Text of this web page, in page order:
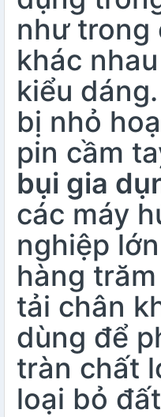
như trong
khác
kiểu
bị nhỏ
pin cầm
bụi gia
các máy
nghiệp
hàng
tải chân
dùng để
tràn chất
loại bỏ